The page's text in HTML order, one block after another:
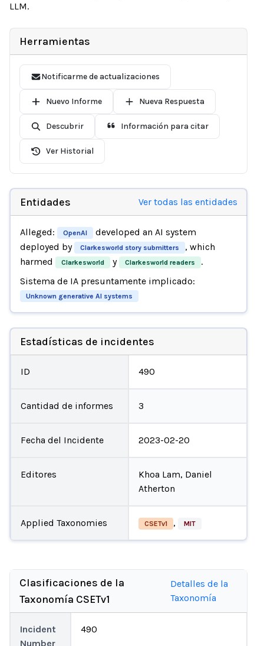
LLM.
Herramientas
Notificarme de actualizaciones
Nuevo Informe Nueva Respuesta
Descubrir Información para citar
Ver Historial
Entidades Ver todas las entidades
Alleged: OpenAI
developed an AI system
deployed by
Clarkesworld story submitters
, which
harmed
Clarkesworld y Clarkesworld readers
.
Sistema de IA presuntamente implicado:
Unknown generative AI systems
Estadísticas de incidentes
ID 490
Cantidad de informes 3
Fecha del Incidente 2023-02-20
Editores
Khoa Lam, Daniel
Atherton
Applied Taxonomies CSETv1 , MIT
Clasificaciones de la
Taxonomía CSETv1
Detalles de la
Taxonomía
Incident
Number
490